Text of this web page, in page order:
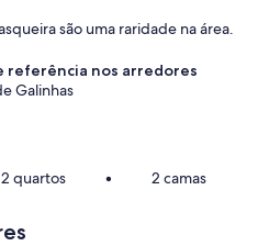
Quartosão uma raridade na área.
referência nos arredores
Galinhas
2 quartos • 2 camas